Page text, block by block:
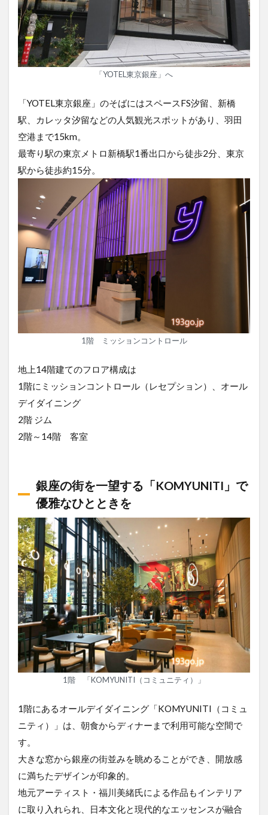
「YOTEL東京銀座」へ
「YOTEL東京銀座」のそばにはスペースFS汐留、新橋
駅、カレッタ汐留などの人気観光スポットがあり、羽田
空港まで15km。
最寄り駅の東京メトロ新橋駅1番出口から徒歩2分、東京
駅から徒歩約15分。
1階 ミッションコントロール
地上14階建てのフロア構成は
1階にミッションコントロール（レセプション）、オール
デイダイニング
2階 ジム
2階～14階 客室
銀座の街を一望する「KOMYUNITI」で
優雅なひとときを
1階 「KOMYUNITI（コミュニティ）」
1階にあるオールデイダイニング「KOMYUNITI（コミュ
ニティ）」は、朝食からディナーまで利用可能な空間で
す。
大きな窓から銀座の街並みを眺めることができ、開放感
に満ちたデザインが印象的。
地元アーティスト・福川美緒氏による作品もインテリア
に取り入れられ、日本文化と現代的なエッセンスが融合